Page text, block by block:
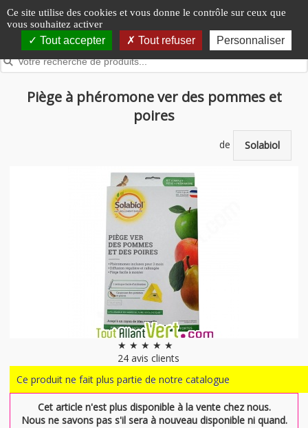
Panneau de gestion des cookies
Ce site utilise des cookies et vous donne le contrôle sur ceux que
vous souhaitez activer
Tout accepter Tout refuser Personnaliser
Piège à phéromone ver des pommes et
poires
de Solabiol
★ ★ ★ ★ ★
24avis clients
Ce produit ne fait plus partie de notre catalogue
Cet article n'est plus disponible à la vente chez nous.
Nous ne savons pas s'il sera à nouveau disponible ni quand.